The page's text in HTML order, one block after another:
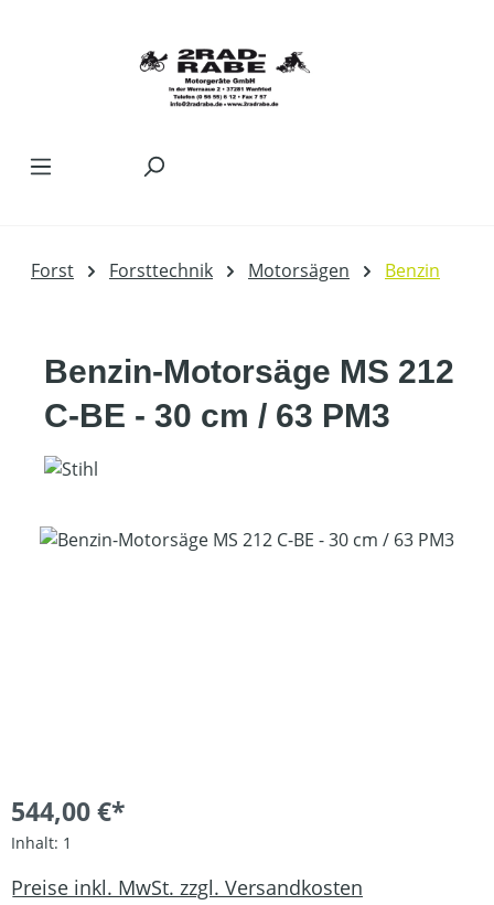
Forst Forsttechnik Motorsägen Benzin
Benzin-Motorsäge MS 212
C-BE - 30 cm / 63 PM3
Bildergalerie überspringen
544,00 €*
Inhalt: 1
Preise inkl. MwSt. zzgl. Versandkosten